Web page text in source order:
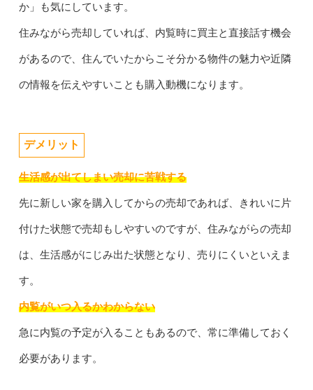
か」も気にしています。
住みながら売却していれば、内覧時に買主と直接話す機会
があるので、住んでいたからこそ分かる物件の魅力や近隣
の情報を伝えやすいことも購入動機になります。
デメリット
生活感が出てしまい売却に苦戦する
先に新しい家を購入してからの売却であれば、きれいに片
付けた状態で売却もしやすいのですが、住みながらの売却
は、生活感がにじみ出た状態となり、売りにくいといえま
す。
内覧がいつ入るかわからない
急に内覧の予定が入ることもあるので、常に準備しておく
必要があります。